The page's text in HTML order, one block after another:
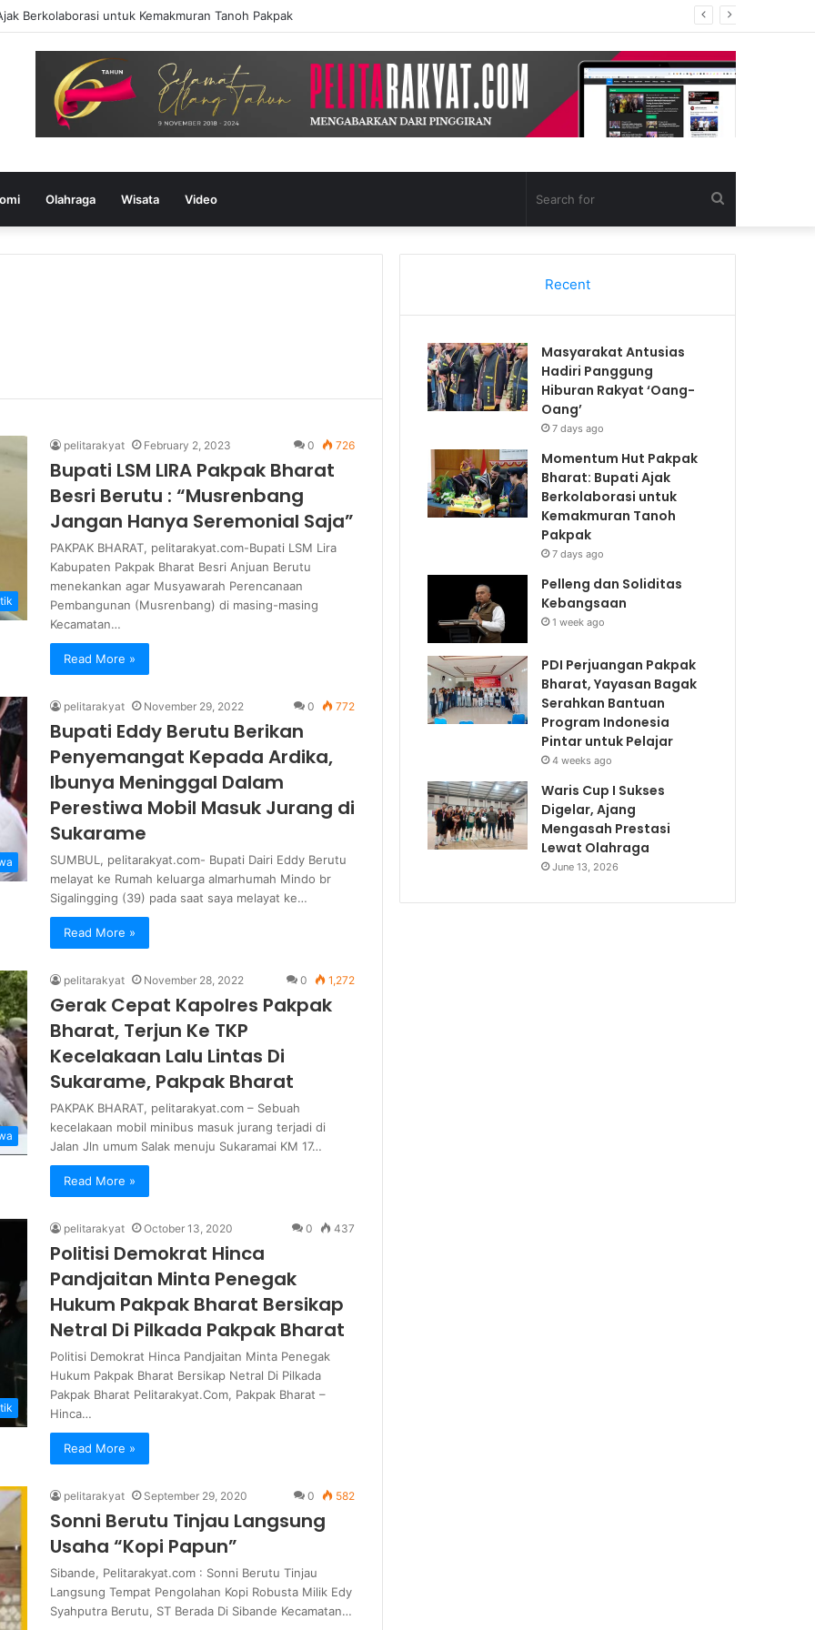
Berkolaborasi untuk Kemakmuran Tanoh Pakpak
Olahraga Wisata Video
for
pelitarakyat February 2, 2023 0 726
Bupati LSM LIRA Pakpak Bharat
Besri Berutu : “Musrenbang
Jangan Hanya Seremonial Saja”
PAKPAK BHARAT, pelitarakyat.com-Bupati LSM Lira
Kabupaten Pakpak Bharat Besri Anjuan Berutu
menekankan agar Musyawarah Perencanaan
Pembangunan (Musrenbang) di masing-masing
Kecamatan…
Read More »
pelitarakyat November 29, 2022 0 772
Bupati Eddy Berutu Berikan
Penyemangat Kepada Ardika,
Ibunya Meninggal Dalam
Perestiwa Mobil Masuk Jurang di
Sukarame
SUMBUL, pelitarakyat.com- Bupati Dairi Eddy Berutu
melayat ke Rumah keluarga almarhumah Mindo br
Sigalingging (39) pada saat saya melayat ke…
Read More »
pelitarakyat November 28, 2022 0 1,272
Gerak Cepat Kapolres Pakpak
Bharat, Terjun Ke TKP
Kecelakaan Lalu Lintas Di
Sukarame, Pakpak Bharat
PAKPAK BHARAT, pelitarakyat.com – Sebuah
kecelakaan mobil minibus masuk jurang terjadi di
Jalan Jln umum Salak menuju Sukaramai KM 17…
Read More »
pelitarakyat October 13, 2020 0 437
Politisi Demokrat Hinca
Pandjaitan Minta Penegak
Hukum Pakpak Bharat Bersikap
Netral Di Pilkada Pakpak Bharat
Politisi Demokrat Hinca Pandjaitan Minta Penegak
Hukum Pakpak Bharat Bersikap Netral Di Pilkada
Pakpak Bharat Pelitarakyat.Com, Pakpak Bharat –
Hinca…
Read More »
pelitarakyat September 29, 2020 0 582
Sonni Berutu Tinjau Langsung
Usaha “Kopi Papun”
Sibande, Pelitarakyat.com : Sonni Berutu Tinjau
Langsung Tempat Pengolahan Kopi Robusta Milik Edy
Syahputra Berutu, ST Berada Di Sibande Kecamatan…
Recent
Masyarakat Antusias
Hadiri Panggung
Hiburan Rakyat ‘Oang-
Oang’
7 days ago
Momentum Hut Pakpak
Bharat: Bupati Ajak
Berkolaborasi untuk
Kemakmuran Tanoh
Pakpak
7 days ago
Pelleng dan Soliditas
Kebangsaan
1 week ago
PDI Perjuangan Pakpak
Bharat, Yayasan Bagak
Serahkan Bantuan
Program Indonesia
Pintar untuk Pelajar
4 weeks ago
Waris Cup I Sukses
Digelar, Ajang
Mengasah Prestasi
Lewat Olahraga
June 13, 2026